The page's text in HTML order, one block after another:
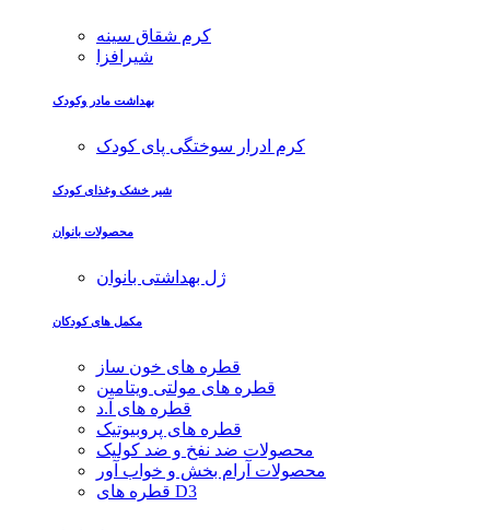
کرم شقاق سینه
شیرافزا
بهداشت مادر وکودک
کرم ادرار سوختگی پای کودک
شیر خشک وغذای کودک
محصولات بانوان
ژل بهداشتی بانوان
مکمل های کودکان
قطره های خون ساز
قطره های مولتی ویتامین
قطره های آ.د
قطره های پروبیوتیک
محصولات ضد نفخ و ضد کولیک
محصولات آرام بخش و خواب آور
قطره های D3